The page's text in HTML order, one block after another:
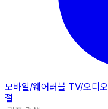
모바일/웨어러블 TV/오디오
절